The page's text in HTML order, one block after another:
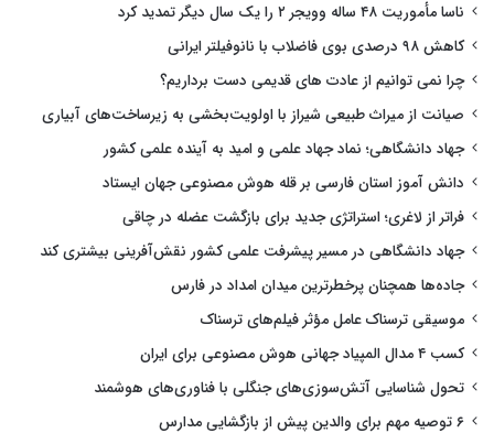
ناسا مأموریت ۴۸ ساله وویجر ۲ را یک سال دیگر تمدید کرد
کاهش ۹۸ درصدی بوی فاضلاب با نانوفیلتر ایرانی
چرا نمی توانیم از عادت های قدیمی دست برداریم؟
صیانت از میراث طبیعی شیراز با اولویت‌بخشی به زیرساخت‌های آبیاری
جهاد دانشگاهی؛ نماد جهاد علمی و امید به آینده علمی کشور
دانش آموز استان فارسی بر قله هوش مصنوعی جهان ایستاد
فراتر از لاغری؛ استراتژی جدید برای بازگشت عضله در چاقی
جهاد دانشگاهی در مسیر پیشرفت علمی کشور نقش‌آفرینی بیشتری کند
جاده‌ها همچنان پرخطرترین میدان امداد در فارس
موسیقی ترسناک عامل مؤثر فیلم‌های ترسناک
کسب ۴ مدال المپیاد جهانی هوش مصنوعی برای ایران
تحول شناسایی آتش‌سوزی‌های جنگلی با فناوری‌های هوشمند
۶ توصیه مهم برای والدین پیش از بازگشایی مدارس